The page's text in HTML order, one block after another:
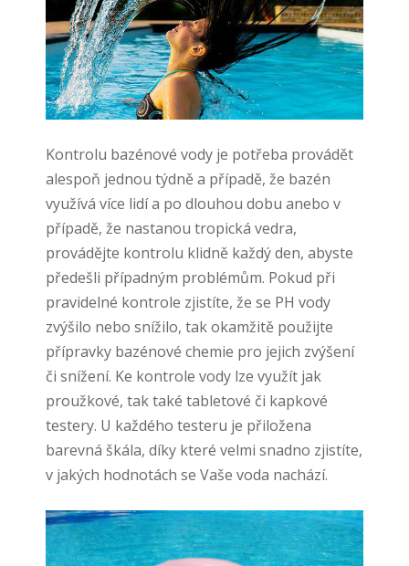
Kontrolu bazénové vody je potřeba provádět
alespoň jednou týdně a případě, že bazén
využívá více lidí a po dlouhou dobu anebo v
případě, že nastanou tropická vedra,
provádějte kontrolu klidně každý den, abyste
předešli případným problémům. Pokud při
pravidelné kontrole zjistíte, že se PH vody
zvýšilo nebo snížilo, tak okamžitě použijte
přípravky bazénové chemie pro jejich zvýšení
či snížení. Ke kontrole vody lze využít jak
proužkové, tak také tabletové či kapkové
testery. U každého testeru je přiložena
barevná škála, díky které velmi snadno zjistíte,
v jakých hodnotách se Vaše voda nachází.